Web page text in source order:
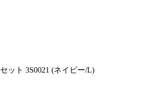
ット 3S0021 (ネイビー/L)